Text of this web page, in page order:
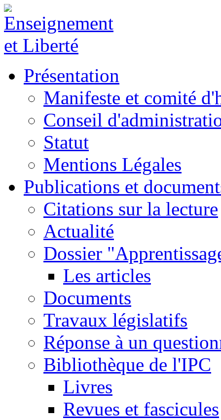
Présentation
Manifeste et comité
Conseil
Statut
Mentions Légales
Publications et
Citations sur la lecture
Actualité
Dossier
Les articles
Documents
Travaux législatifs
Réponse à un
Bibliothèque de l'IPC
Livres
Revues et fascicules